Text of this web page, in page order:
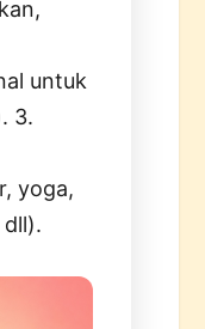
untuk
3.
yoga,